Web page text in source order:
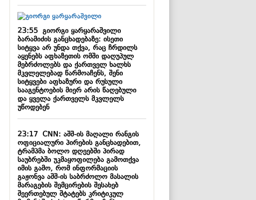
23:55გიორგი ყარყარაშვილი
ბარამიძის განცხადებაზე: ისეთი
სიტყვა არ უნდა თქვა, რაც ჩრდილს
აყენებს აფხაზეთის ომში დაღუპულ
მებრძოლებს და ქართველ ხალხს
მკვლელებად წარმოაჩენს, შენი
სიტყვები აფხაზური და რუსული
სააგენტოების მიერ არის წაღებული
და ყველა ქართველს მკვლელს
უწოდებენ
23:17CNN: აშშ-ის მაღალი რანგის
ოფიციალური პირების განცხადებით,
ტრამპმა ბოლო დღეებში პირად
საუბრებში უკმაყოფილება გამოთქვა
იმის გამო, რომ ინფორმაციის
გაჟონვა აშშ-ის საბრძოლო მასალის
მარაგების შემცირების შესახებ
შეერთებულ შტატებს კრიტიკულ